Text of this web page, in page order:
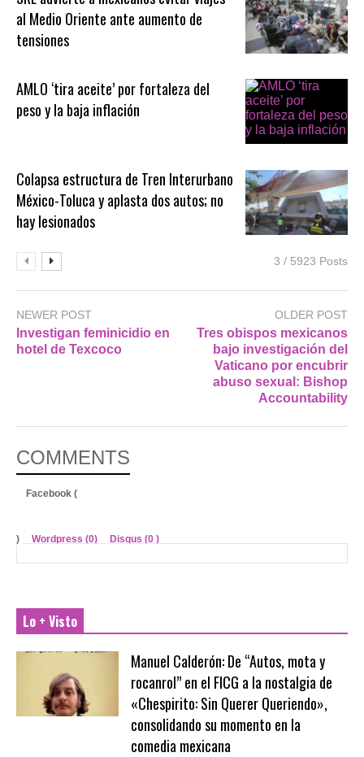
al Medio Oriente ante aumento de
tensiones
AMLO ‘tira aceite’ por fortaleza del
peso y la baja inflación
Colapsa estructura de Tren Interurbano
México-Toluca y aplasta dos autos; no
hay lesionados
3 / 5923 Posts
NEWER POST
Investigan feminicidio en
hotel de Texcoco
OLDER POST
Tres obispos mexicanos
bajo investigación del
Vaticano por encubrir
abuso sexual: Bishop
Accountability
COMMENTS
Facebook (
) Wordpress (0) Disqus (0 )
Lo + Visto
Manuel Calderón: De “Autos, mota y
rocanrol” en el FICG a la nostalgia de
«Chespirito: Sin Querer Queriendo»,
consolidando su momento en la
comedia mexicana